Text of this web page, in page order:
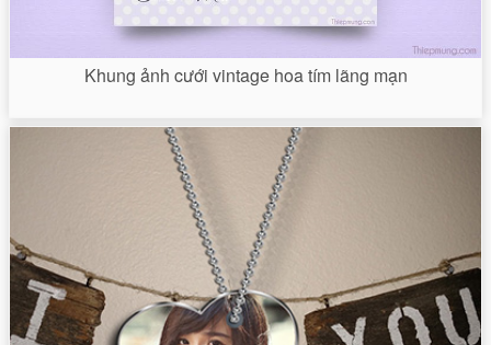
Khung ảnh cưới vintage hoa tím lãng mạn